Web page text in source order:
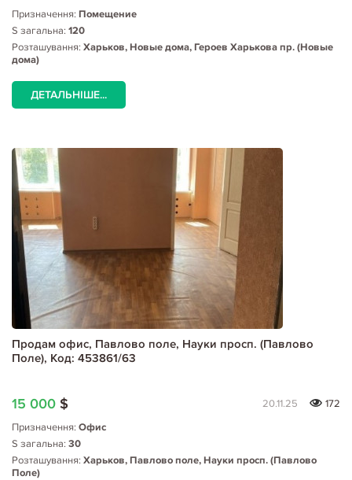
Призначення: Помещение
S загальна: 120
Розташування: Харьков, Новые дома, Героев Харькова пр. (Новые
дома)
ДЕТАЛЬНІШЕ...
Продам офис, Павлово поле, Науки просп. (Павлово
Поле), Код: 453861/63
15 000 $ 20.11.25
172
Призначення: Офис
S загальна: 30
Розташування: Харьков, Павлово поле, Науки просп. (Павлово
Поле)